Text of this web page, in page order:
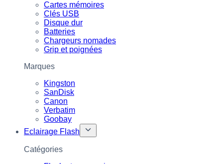
Cartes mémoires
Clés USB
Disque dur
Batteries
Chargeurs nomades
Grip et poignées
Marques
Kingston
SanDisk
Canon
Verbatim
Goobay
Eclairage Flash
Catégories